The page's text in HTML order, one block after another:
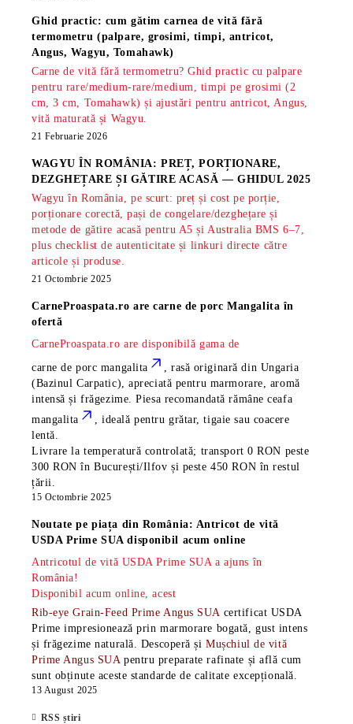
Ghid practic: cum gătim carnea de vită fără
termometru (palpare, grosimi, timpi, antricot,
Angus, Wagyu, Tomahawk)
Carne de vită fără termometru? Ghid practic cu palpare
pentru rare/medium-rare/medium, timpi pe grosimi (2
cm, 3 cm, Tomahawk) și ajustări pentru antricot, Angus,
vită maturată și Wagyu.
21 Februarie 2026
WAGYU ÎN ROMÂNIA: PREȚ, PORȚIONARE,
DEZGHEȚARE ȘI GĂTIRE ACASĂ — GHIDUL 2025
Wagyu în România, pe scurt: preț și cost pe porție,
porționare corectă, pași de congelare/dezghețare și
metode de gătire acasă pentru A5 și Australia BMS 6–7,
plus checklist de autenticitate și linkuri directe către
articole și produse.
21 Octombrie 2025
CarneProaspata.ro arecarne de porc Mangalita în
ofertă
CarneProaspata.ro are disponibilă gama de
carne de porc mangalita
, rasă originară din Ungaria
(Bazinul Carpatic), apreciată pentru marmorare, aromă
intensă și frăgezime. Piesa recomandată rămâneceafa
mangalita
, ideală pentru grătar, tigaie sau coacere
lentă.
Livrare la temperatură controlată; transport 0 RON peste
300 RON în București/Ilfov și peste 450 RON în restul
țării.
15 Octombrie 2025
Noutate pe piața din România: Antricot de vită
USDA Prime SUA disponibil acum online
Antricotul de vită USDA Prime SUA a ajuns în
România!
Disponibil acum online, acest
Rib-eye Grain-Feed Prime Angus SUA certificat USDA
Prime impresionează prin marmorare bogată, gust intens
și frăgezime naturală. Descoperă șiMușchiul de vită
Prime Angus SUA pentru preparate rafinate și află cum
sunt obținute aceste standarde de calitate excepțională.
13 August 2025
RSS știri